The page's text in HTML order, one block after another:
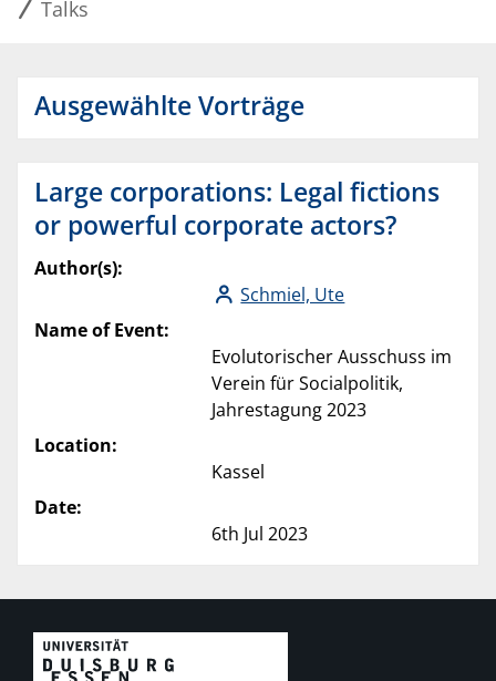
Talks
Ausgewählte Vorträge
Large corporations: Legal fictions
or powerful corporate actors?
Author(s):
Schmiel, Ute
Name of Event:
Evolutorischer Ausschuss im
Verein für Socialpolitik,
Jahrestagung 2023
Location:
Kassel
Date:
6th Jul 2023